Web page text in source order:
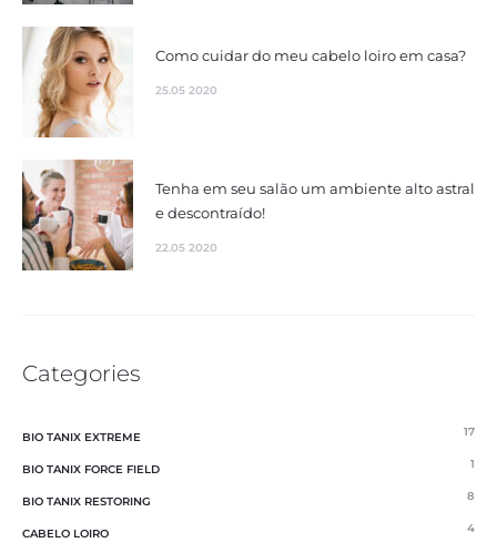
Como cuidar do meu cabelo loiro em casa?
25.05 2020
Tenha em seu salão um ambiente alto astral
e descontraído!
22.05 2020
Categories
BIO TANIX EXTREME 17
BIO TANIX FORCE FIELD 1
BIO TANIX RESTORING 8
CABELO LOIRO 4